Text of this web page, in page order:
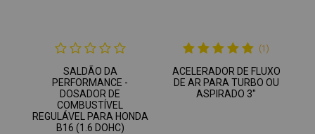
SALDÃO DA
PERFORMANCE -
DOSADOR DE
COMBUSTÍVEL
REGULÁVEL PARA HONDA
B16 (1.6 DOHC)
(1)
ACELERADOR DE FLUXO
DE AR PARA TURBO OU
ASPIRADO 3"